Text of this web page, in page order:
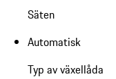
Säten
Automatisk
Typ av växellåda